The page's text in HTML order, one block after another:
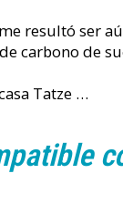
resultó ser
carbono de
Tatze …